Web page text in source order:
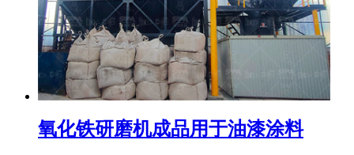
氧化铁研磨机成品用于油漆涂料